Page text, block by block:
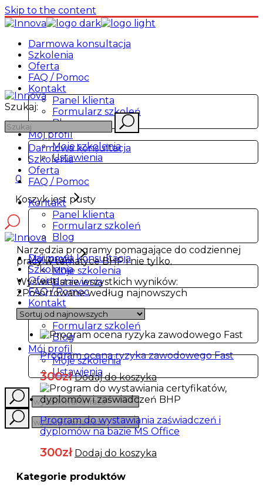
Skip to the content
Darmowa konsultacja
Szkolenia
Oferta
FAQ / Pomoc
Kontakt
Panel klienta
Formularz szkoleń
Blog
Mój profil
Moje szkolenia
Ustawienia
0
Koszyk jest pusty
Darmowa konsultacja
Szkolenia
Oferta
FAQ / Pomoc
Kontakt
Panel klienta
Formularz szkoleń
Blog
Mój profil
Moje szkolenia
Ustawienia
Szukaj:
Darmowa konsultacja
Szkolenia
Oferta
FAQ / Pomoc
Kontakt
Panel klienta
Formularz szkoleń
Blog
Mój profil
Moje szkolenia
Ustawienia
Narzędzia programy pomagające do codziennej
pracy w tematyce BHP i nie tylko.
Wyświetlanie wszystkich wyników:
2Posortowane według najnowszych
Program ocena ryzyka zawodowego Fast
300Zł Dodaj do koszyka
Program do wystawiania zaświadczeń i
dyplomów na bazie MS Office
300Zł Dodaj do koszyka
Kategorie produktów